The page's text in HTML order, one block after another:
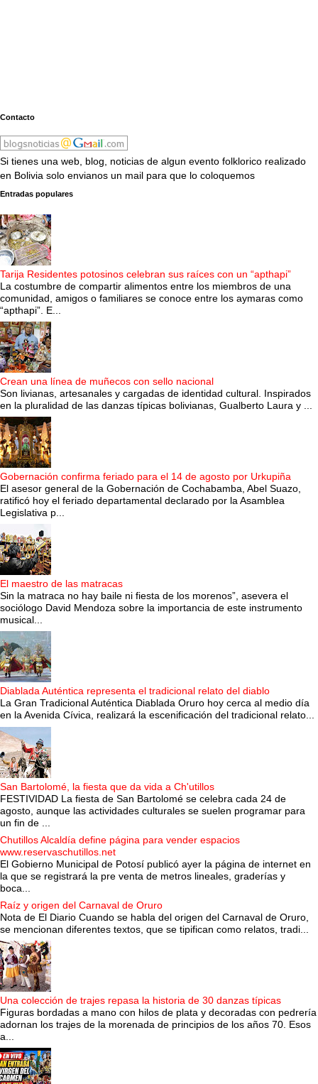
Contacto
Si tienes una web, blog, noticias de algun evento folklorico realizado
en Bolivia solo envianos un mail para que lo coloquemos
Entradas populares
Tarija Residentes potosinos celebran sus raíces con un “apthapi”
La costumbre de compartir alimentos entre los miembros de una
comunidad, amigos o familiares se conoce entre los aymaras como
“apthapi”. E...
Crean una línea de muñecos con sello nacional
Son livianas, artesanales y cargadas de identidad cultural. Inspirados
en la pluralidad de las danzas típicas bolivianas, Gualberto Laura y ...
Gobernación confirma feriado para el 14 de agosto por Urkupiña
El asesor general de la Gobernación de Cochabamba, Abel Suazo,
ratificó hoy el feriado departamental declarado por la Asamblea
Legislativa p...
El maestro de las matracas
Sin la matraca no hay baile ni fiesta de los morenos”, asevera el
sociólogo David Mendoza sobre la importancia de este instrumento
musical...
Diablada Auténtica representa el tradicional relato del diablo
La Gran Tradicional Auténtica Diablada Oruro hoy cerca al medio día
en la Avenida Cívica, realizará la escenificación del tradicional relato...
San Bartolomé, la fiesta que da vida a Ch'utillos
FESTIVIDAD La fiesta de San Bartolomé se celebra cada 24 de
agosto, aunque las actividades culturales se suelen programar para
un fin de ...
Chutillos Alcaldía define página para vender espacios
www.reservaschutillos.net
El Gobierno Municipal de Potosí publicó ayer la página de internet en
la que se registrará la pre venta de metros lineales, graderías y
boca...
Raíz y origen del Carnaval de Oruro
Nota de El Diario Cuando se habla del origen del Carnaval de Oruro,
se mencionan diferentes textos, que se tipifican como relatos, tradi...
Una colección de trajes repasa la historia de 30 danzas típicas
Figuras bordadas a mano con hilos de plata y decoradas con pedrería
adornan los trajes de la morenada de principios de los años 70. Esos
a...